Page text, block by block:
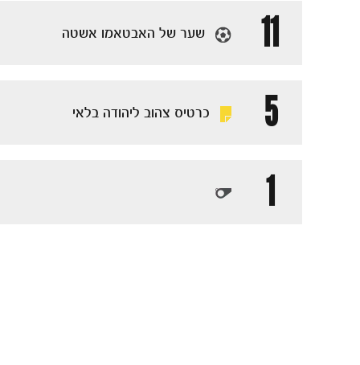
11 שער של האבטאמו אשטה
5 כרטיס צהוב ליהודה בלאי
1